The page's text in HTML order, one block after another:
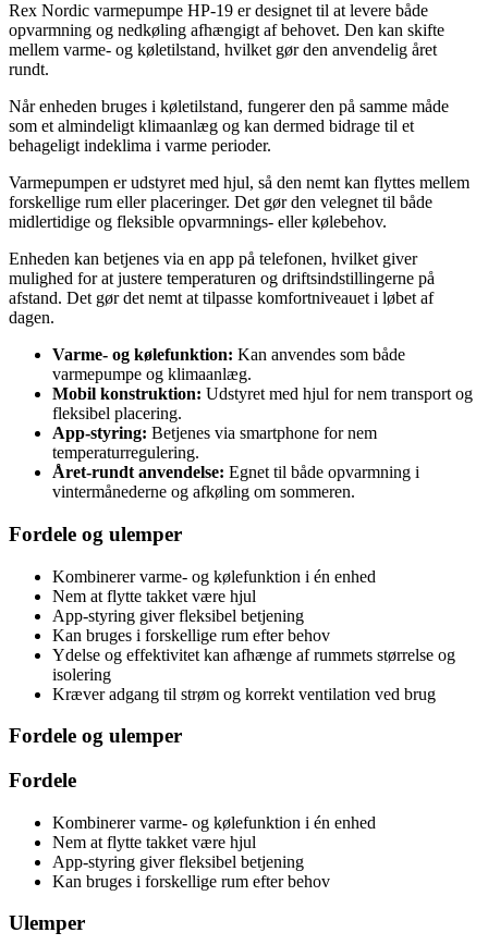
Rex Nordic varmepumpe HP-19 er designet til at levere både
opvarmning og nedkøling afhængigt af behovet. Den kan skifte
mellem varme- og køletilstand, hvilket gør den anvendelig året
rundt.
Når enheden bruges i køletilstand, fungerer den på samme måde
som et almindeligt klimaanlæg og kan dermed bidrage til et
behageligt indeklima i varme perioder.
Varmepumpen er udstyret med hjul, så den nemt kan flyttes mellem
forskellige rum eller placeringer. Det gør den velegnet til både
midlertidige og fleksible opvarmnings- eller kølebehov.
Enheden kan betjenes via en app på telefonen, hvilket giver
mulighed for at justere temperaturen og driftsindstillingerne på
afstand. Det gør det nemt at tilpasse komfortniveauet i løbet af
dagen.
Varme- og kølefunktion: Kan anvendes som både
varmepumpe og klimaanlæg.
Mobil konstruktion: Udstyret med hjul for nem transport og
fleksibel placering.
App-styring: Betjenes via smartphone for nem
temperaturregulering.
Året-rundt anvendelse: Egnet til både opvarmning i
vintermånederne og afkøling om sommeren.
Fordele og ulemper
Kombinerer varme- og kølefunktion i én enhed
Nem at flytte takket være hjul
App-styring giver fleksibel betjening
Kan bruges i forskellige rum efter behov
Ydelse og effektivitet kan afhænge af rummets størrelse og
isolering
Kræver adgang til strøm og korrekt ventilation ved brug
Fordele og ulemper
Fordele
Kombinerer varme- og kølefunktion i én enhed
Nem at flytte takket være hjul
App-styring giver fleksibel betjening
Kan bruges i forskellige rum efter behov
Ulemper